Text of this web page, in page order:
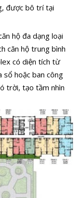
được bô trí tại
hộ đa dạng loại
căn hộ trung bình
có diện tích từ
sổ hoặc ban công
trời, tạo tầm nhìn